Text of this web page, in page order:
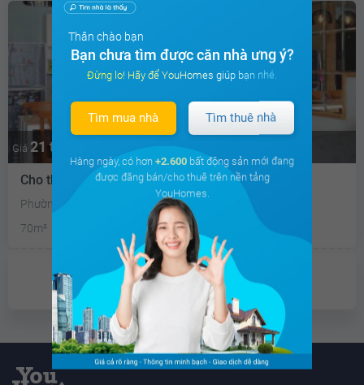
Giá 21 triệu
Cho thuê căn hộ chung cư The Tresor
Phường 12, Quận 4, Hồ Chí Minh
70m²
Tây
Đã giao dịch
Thân chào bạn
Bạn chưa tìm được căn nhà ưng ý?
Đừng lo! Hãy để YouHomes giúp bạn nhé.
Tìm mua nhà Tìm thuê nhà
Hàng ngày, có hơn +2.600 bất động sản mới đang
được đăng bán/cho thuê trên nền tảng
YouHomes.